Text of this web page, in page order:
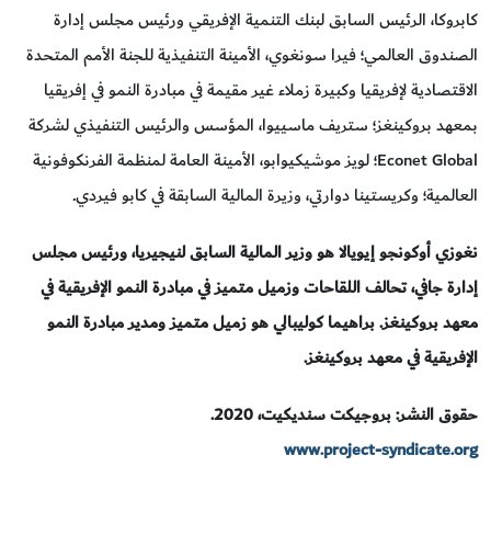
كابروكا، الرئيس السابق لبنك التنمية الإفريقي ورئيس مجلس إدارة
الصندوق العالمي؛ فيرا سونغوي، الأمينة التنفيذية للجنة الأمم المتحدة
الاقتصادية لإفريقيا وكبيرة زملاء غير مقيمة في مبادرة النمو في إفريقيا
بمعهد بروكينغز؛ ستريف ماسييوا، المؤسس والرئيس التنفيذي لشركة
Econet Global؛ لويز موشيكيوابو، الأمينة العامة لمنظمة الفرنكوفونية
العالمية؛ وكريستينا دوارتي، وزيرة المالية السابقة في كابو فيردي.
نغوزي أوكونجو إيويالا هو وزير المالية السابق لنيجيريا، ورئيس مجلس
إدارة جافي، تحالف اللقاحات وزميل متميز في مبادرة النمو الإفريقية في
معهد بروكينغز. براهيما كوليبالي هو زميل متميز ومدير مبادرة النمو
الإفريقية في معهد بروكينغز.
حقوق النشر: بروجيكت سنديكيت، 2020.
www.project-syndicate.org